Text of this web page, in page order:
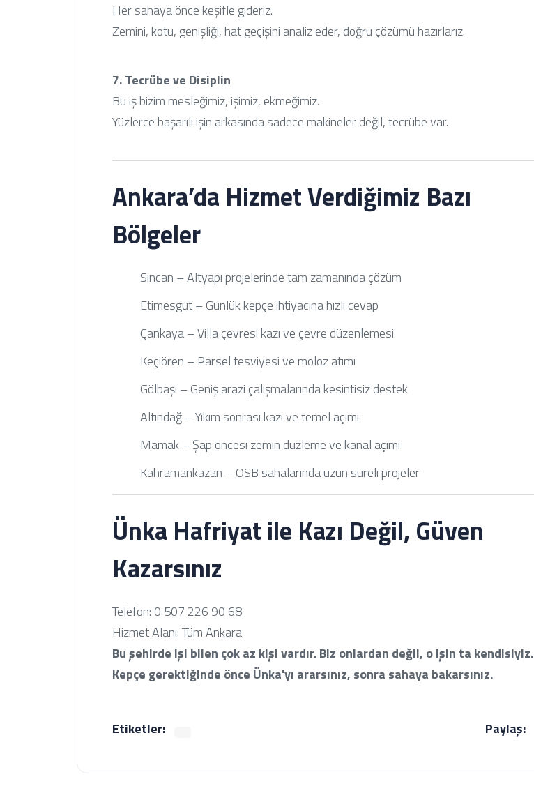
Her sahaya önce keşifle gideriz.
Zemini, kotu, genişliği, hat geçişini analiz eder, doğru çözümü hazırlarız.
7. Tecrübe ve Disiplin
Bu iş bizim mesleğimiz, işimiz, ekmeğimiz.
Yüzlerce başarılı işin arkasında sadece makineler değil, tecrübe var.
Ankara’da Hizmet Verdiğimiz Bazı
Bölgeler
Sincan – Altyapı projelerinde tam zamanında çözüm
Etimesgut – Günlük kepçe ihtiyacına hızlı cevap
Çankaya – Villa çevresi kazı ve çevre düzenlemesi
Keçiören – Parsel tesviyesi ve moloz atımı
Gölbaşı – Geniş arazi çalışmalarında kesintisiz destek
Altındağ – Yıkım sonrası kazı ve temel açımı
Mamak – Şap öncesi zemin düzleme ve kanal açımı
Kahramankazan – OSB sahalarında uzun süreli projeler
Ünka Hafriyat ile Kazı Değil, Güven
Kazarsınız
Telefon: 0 507 226 90 68
Hizmet Alanı: Tüm Ankara
Bu şehirde işi bilen çok az kişi vardır. Biz onlardan değil, o işin ta kendisiyiz.
Kepçe gerektiğinde önce Ünka'yı ararsınız, sonra sahaya bakarsınız.
Etiketler: Paylaş: